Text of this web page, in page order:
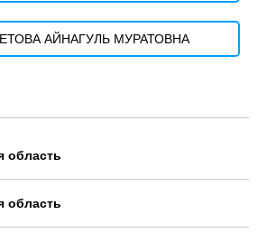
АЙНАГУЛЬ МУРАТОВНА
область
область